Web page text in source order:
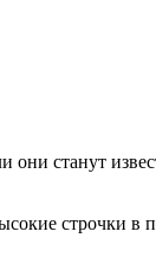
они станут
строчки в